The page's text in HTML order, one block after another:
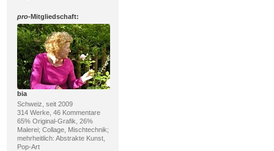
pro-Mitgliedschaft:
bia
Schweiz, seit 2009
314 Werke, 46 Kommentare
65% Original-Grafik, 26%
Malerei; Collage, Mischtechnik;
mehrheitlich: Abstrakte Kunst,
Pop-Art